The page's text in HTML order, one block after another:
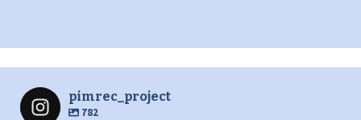
pimrec_project
782